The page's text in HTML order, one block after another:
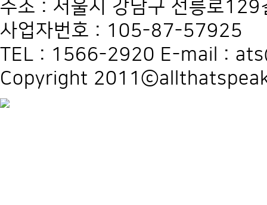
주소 : 서울시 강남구 선릉로
사업자번호 : 105-87-57925
TEL : 1566-2920 E-mail :
Copyright